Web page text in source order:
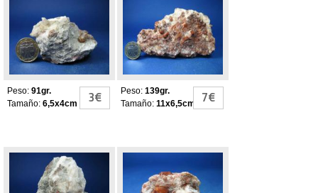
Compostela
Peso: 91gr.
Tamaño: 6,5x4cm 3€
Jacintos de
Compostela
Peso: 139gr.
Tamaño: 11x6,5cm 7€
Jacintos de
Compostela
Compostela